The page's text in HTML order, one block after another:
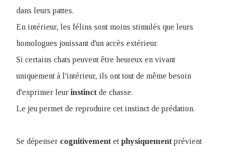
dans leurs pattes.
En intérieur, les félins sont moins stimulés que leurs
homologues jouissant d'un accès extérieur.
Si certains chats peuvent être heureux en vivant
uniquement à l'intérieur, ils ont tout de même besoin
d'exprimer leur instinct de chasse.
Le jeu permet de reproduire cet instinct de prédation.
Se dépenser cognitivement et physiquement prévient